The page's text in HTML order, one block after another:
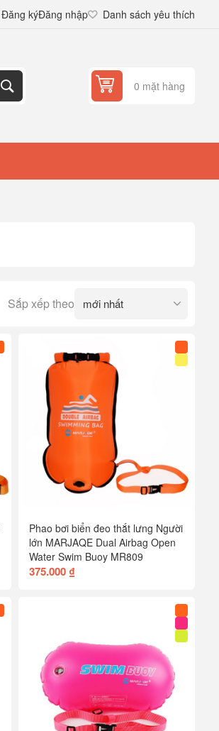
Đăng kýĐăng nhập Danh sách yêu thích
0 mặt hàng
Sắp xếp theo
Phao bơi biển đeo thắt lưng Người
lớn MARJAQE Dual Airbag Open
Water Swim Buoy MR809
375.000 ₫